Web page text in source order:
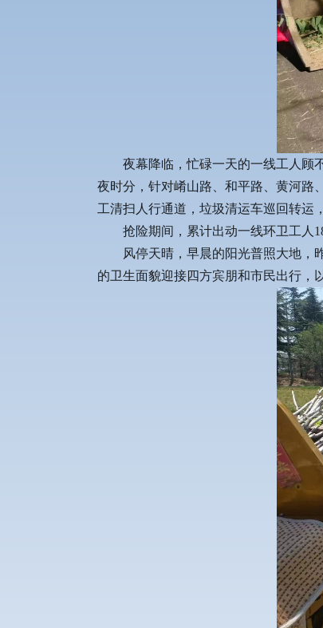
夜幕降临，忙碌一天的一线工人顾
夜时分，针对崤山路、和平路、黄河路
工清扫人行通道，垃圾清运车巡回转运
抢险期间，累计出动一线环卫工人
风停天晴，早晨的阳光普照大地，
的卫生面貌迎接四方宾朋和市民出行，